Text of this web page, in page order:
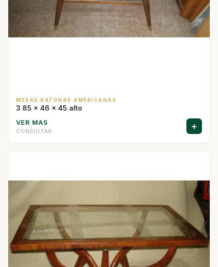
MESAS RATONAS AMERICANAS
3 85 x 46 x 45 alto
VER MAS
CONSULTAR +